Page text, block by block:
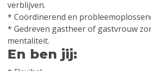
verblijven.
* Coördinerend en
* Gedreven gastheer of gastvrouw
mentaliteit.
En ben jij: